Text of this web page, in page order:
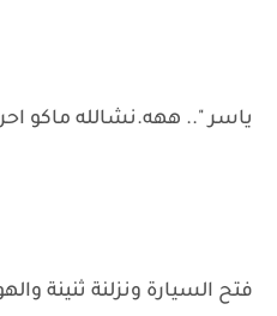
ياسر ".. ههه.نشالله ماكو
فتح السيارة ونزلنة ثنينة